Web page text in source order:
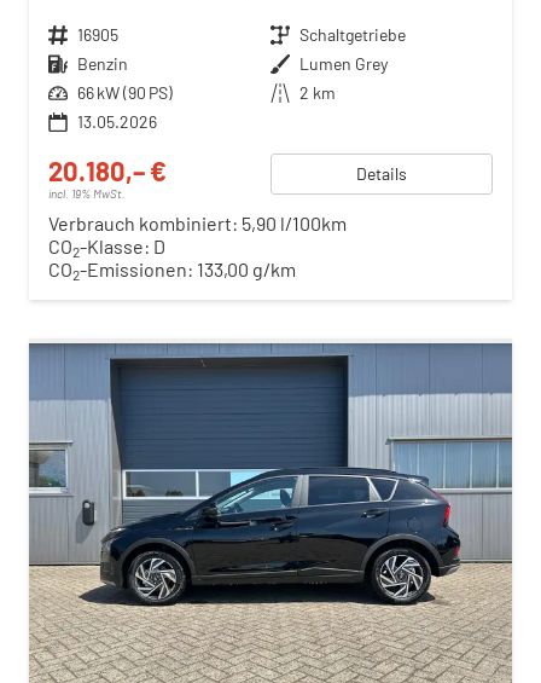
Fahrzeugnr. 16905 Getriebe Schaltgetriebe
Kraftstoff Benzin Außenfarbe Lumen Grey
Leistung 66 kW (90 PS) Kilometerstand 2 km
13.05.2026
20.180,– €
incl. 19% MwSt.
Details
Verbrauch kombiniert: 5,90 l/100km
CO2-Klasse: D
CO2-Emissionen: 133,00 g/km